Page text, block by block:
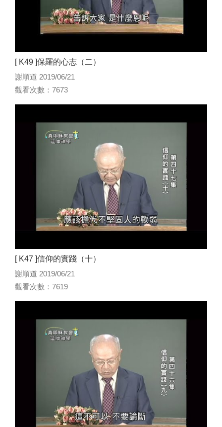
[ K49 ]保羅的心志（二）
謝順道 2019/06/21
觀看次數：7673
[ K47 ]信仰的實踐（十）
謝順道 2019/06/21
觀看次數：7619